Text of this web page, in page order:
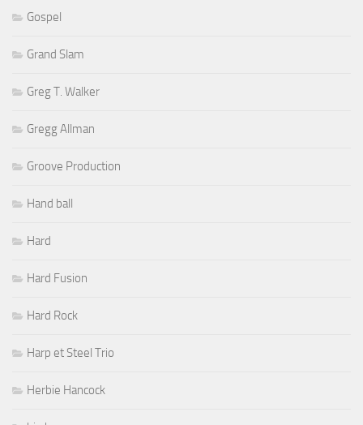
Gospel
Grand Slam
Greg T. Walker
Gregg Allman
Groove Production
Hand ball
Hard
Hard Fusion
Hard Rock
Harp et Steel Trio
Herbie Hancock